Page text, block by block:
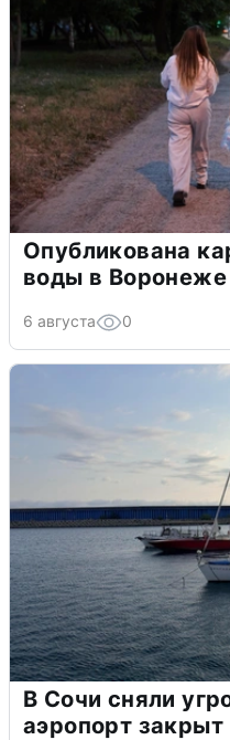
Опубликована
воды в Воронеже
6 августа 0
В Сочи сняли
аэропорт закрыт